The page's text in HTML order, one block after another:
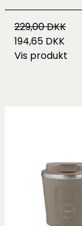
229,00 DKK
194,65 DKK
Vis produkt